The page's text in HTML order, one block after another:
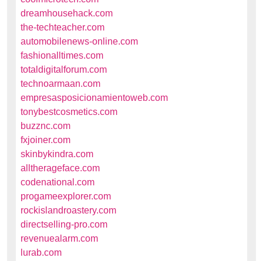
dreamhousehack.com
the-techteacher.com
automobilenews-online.com
fashionalltimes.com
totaldigitalforum.com
technoarmaan.com
empresasposicionamientoweb.com
tonybestcosmetics.com
buzznc.com
fxjoiner.com
skinbykindra.com
alltherageface.com
codenational.com
progameexplorer.com
rockislandroastery.com
directselling-pro.com
revenuealarm.com
lurab.com